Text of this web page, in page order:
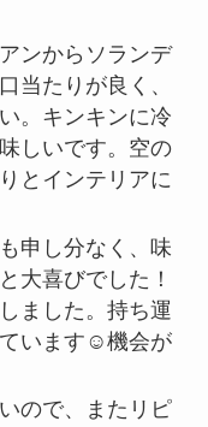
ンからソランデ
当たりが良く、
。キンキンに冷
しいです。空の
とインテリアに
申し分なく、味
大喜びでした！
ました。持ち運
います☺️機会が
ので、またリピ